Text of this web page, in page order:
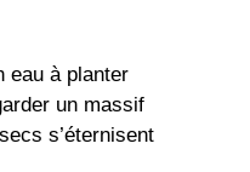
eau à planter
un massif
s’éternisent